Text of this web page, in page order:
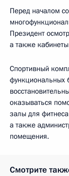
Перед началом
Президент
а также
Спортивный
функциональных
оказываться
залы для
а также
помещения.
Смотрите